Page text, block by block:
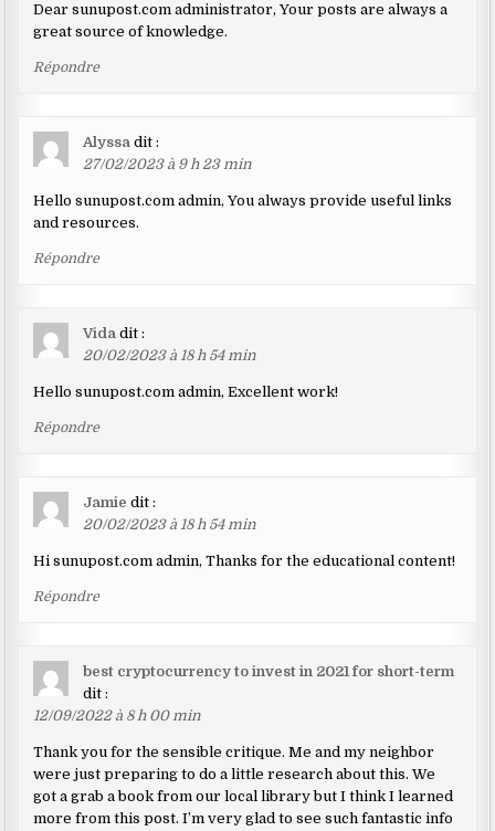
Dear sunupost.com administrator, Your posts are always a
great source of knowledge.
Répondre
Alyssa dit :
27/02/2023 à 9 h 23 min
Hello sunupost.com admin, You always provide useful links
and resources.
Répondre
Vida dit :
20/02/2023 à 18 h 54 min
Hello sunupost.com admin, Excellent work!
Répondre
Jamie dit :
20/02/2023 à 18 h 54 min
Hi sunupost.com admin, Thanks for the educational content!
Répondre
best cryptocurrency to invest in 2021 for short-term
dit :
12/09/2022 à 8 h 00 min
Thank you for the sensible critique. Me and my neighbor
were just preparing to do a little research about this. We
got a grab a book from our local library but I think I learned
more from this post. I’m very glad to see such fantastic info